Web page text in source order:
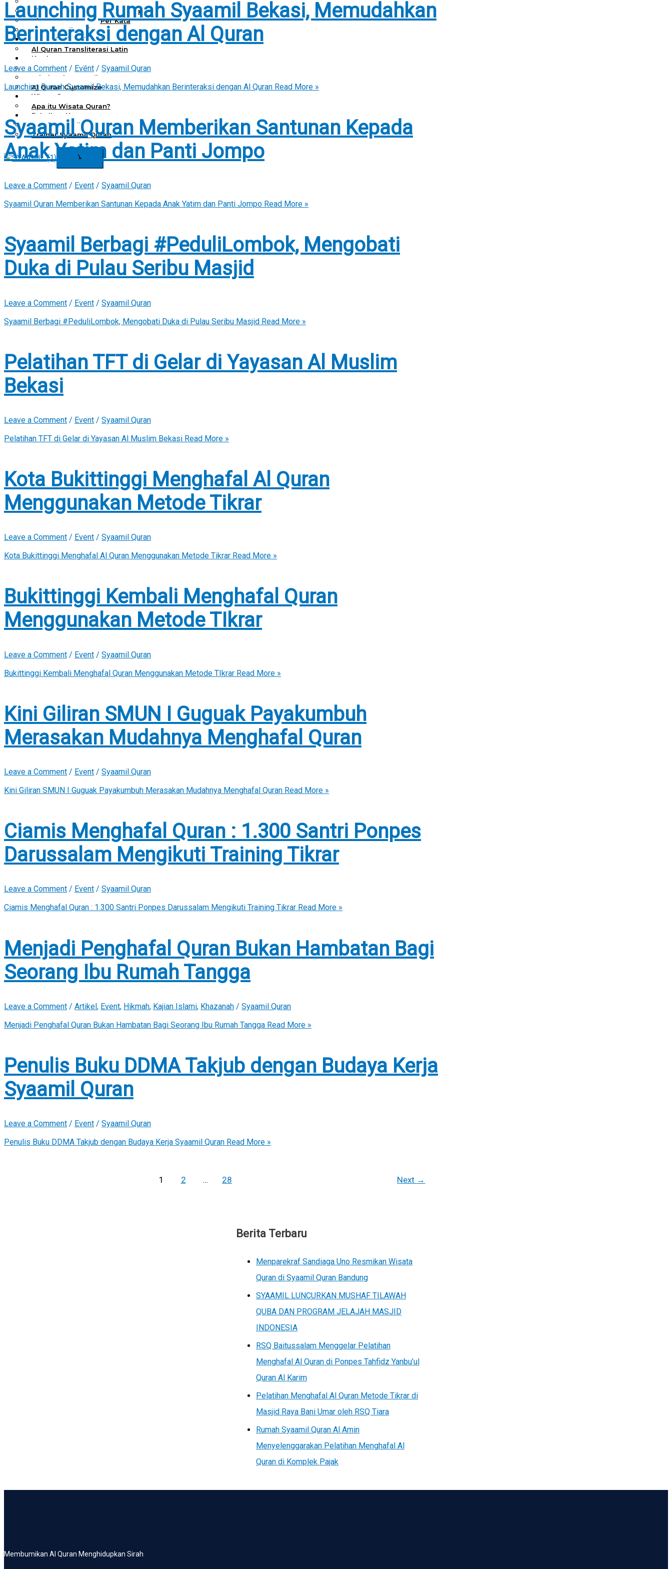
Al Quran Spesial Wanita Azalia
Al Quran Terjemah Per Kata
Al Quran Tilawah
Mushaf Tilawah Quba
Al Quran Transliterasi Latin
Kemitraan
Rumah Syaamil
Wholesale & Retail
Al Quran Customize
Wisata Quran
Apa itu Wisata Quran?
Pelatihan Kequranan
Apa itu Pelatihan Quran?
Trainer Syaamil Quran
X
Launching Rumah Syaamil Bekasi, Memudahkan
Berinteraksi dengan Al Quran
Leave a Comment / Event / Syaamil Quran
Launching Rumah Syaamil Bekasi, Memudahkan Berinteraksi dengan Al Quran Read More »
Syaamil Quran Memberikan Santunan Kepada
Anak Yatim dan Panti Jompo
Leave a Comment / Event / Syaamil Quran
Syaamil Quran Memberikan Santunan Kepada Anak Yatim dan Panti Jompo Read More »
Syaamil Berbagi #PeduliLombok, Mengobati
Duka di Pulau Seribu Masjid
Leave a Comment / Event / Syaamil Quran
Syaamil Berbagi #PeduliLombok, Mengobati Duka di Pulau Seribu Masjid Read More »
Pelatihan TFT di Gelar di Yayasan Al Muslim
Bekasi
Leave a Comment / Event / Syaamil Quran
Pelatihan TFT di Gelar di Yayasan Al Muslim Bekasi Read More »
Kota Bukittinggi Menghafal Al Quran
Menggunakan Metode Tikrar
Leave a Comment / Event / Syaamil Quran
Kota Bukittinggi Menghafal Al Quran Menggunakan Metode Tikrar Read More »
Bukittinggi Kembali Menghafal Quran
Menggunakan Metode TIkrar
Leave a Comment / Event / Syaamil Quran
Bukittinggi Kembali Menghafal Quran Menggunakan Metode TIkrar Read More »
Kini Giliran SMUN I Guguak Payakumbuh
Merasakan Mudahnya Menghafal Quran
Leave a Comment / Event / Syaamil Quran
Kini Giliran SMUN I Guguak Payakumbuh Merasakan Mudahnya Menghafal Quran Read More »
Ciamis Menghafal Quran : 1.300 Santri Ponpes
Darussalam Mengikuti Training Tikrar
Leave a Comment / Event / Syaamil Quran
Ciamis Menghafal Quran : 1.300 Santri Ponpes Darussalam Mengikuti Training Tikrar Read More »
Menjadi Penghafal Quran Bukan Hambatan Bagi
Seorang Ibu Rumah Tangga
Leave a Comment / Artikel, Event, Hikmah, Kajian Islami, Khazanah / Syaamil Quran
Menjadi Penghafal Quran Bukan Hambatan Bagi Seorang Ibu Rumah Tangga Read More »
Penulis Buku DDMA Takjub dengan Budaya Kerja
Syaamil Quran
Leave a Comment / Event / Syaamil Quran
Penulis Buku DDMA Takjub dengan Budaya Kerja Syaamil Quran Read More »
1 2 … 28 Next →
Berita Terbaru
Menparekraf Sandiaga Uno Resmikan Wisata
Quran di Syaamil Quran Bandung
SYAAMIL LUNCURKAN MUSHAF TILAWAH
QUBA DAN PROGRAM JELAJAH MASJID
INDONESIA
RSQ Baitussalam Menggelar Pelatihan
Menghafal Al Quran di Ponpes Tahfidz Yanbu’ul
Quran Al Karim
Pelatihan Menghafal Al Quran Metode Tikrar di
Masjid Raya Bani Umar oleh RSQ Tiara
Rumah Syaamil Quran Al Amin
Menyelenggarakan Pelatihan Menghafal Al
Quran di Komplek Pajak
Membumikan Al Quran Menghidupkan Sirah